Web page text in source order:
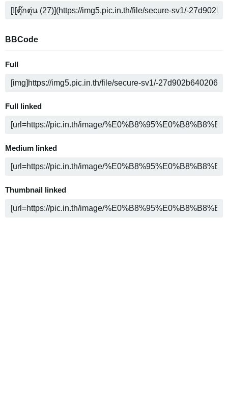
BBCode
Full
Full linked
Medium linked
Thumbnail linked